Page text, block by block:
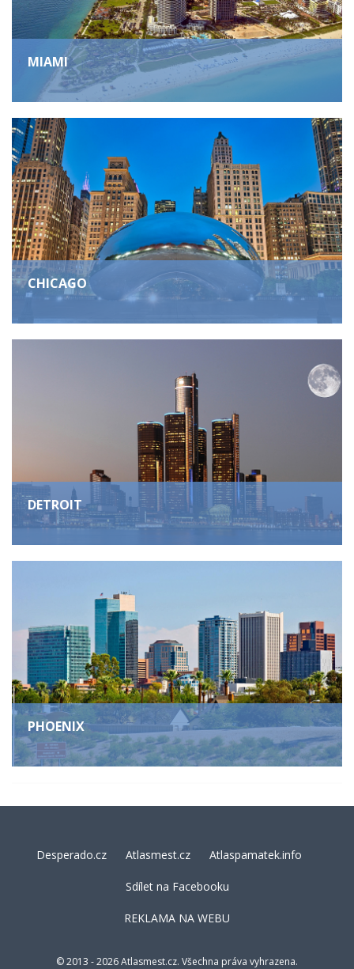
MIAMI
CHICAGO
DETROIT
PHOENIX
Desperado.cz Atlasmest.cz Atlaspamatek.info
Sdílet na Facebooku
REKLAMA NA WEBU
© 2013 - 2026 Atlasmest.cz. Všechna práva vyhrazena.